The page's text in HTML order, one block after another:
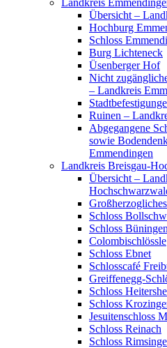
Landkreis
Übersicht –
Hochburg
Schloss
Burg Lichteneck
Üsenberger Hof
Nicht
– Landkreis
Ruinen –
Abgegangene
sowie
Emmendingen
Landkreis Breisgau-
Übersicht –
Schloss
Schloss Büningen
Colombischlössle
Schloss Ebnet
Schlosscafé
Greiffenegg-
Schloss
Schloss
Jesuitenschloss
Schloss Reinach
Schloss